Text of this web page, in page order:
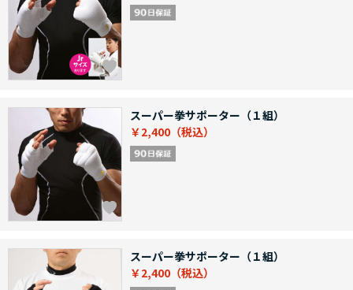
スーパー拳サポーター（１組）
￥2,400
スーパー拳サポーター（１組）
￥2,400